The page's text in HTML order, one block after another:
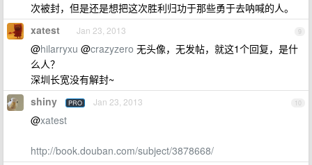
次被封，但是还是想把这次胜利归功于那些勇于去呐喊的人。
9
xatest Jan 23, 2013
@hilarryxu @crazyzero 无头像，无发帖，就这1个回复，是什
么人？
深圳长宽没有解封~
10
shiny PRO Jan 23, 2013
@xatest
http://book.douban.com/subject/3878668/